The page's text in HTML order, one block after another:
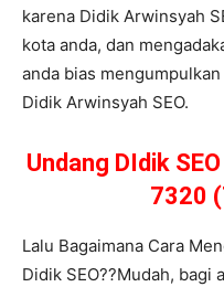
karena Didik Arwinsyah
kota anda, dan
anda bias
Didik Arwinsyah SEO.
Undang DIdik
7320
Lalu Bagaimana Cara
Didik SEO??Mudah, bagi